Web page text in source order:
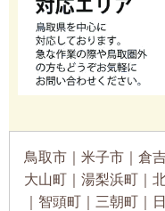
鳥取市｜米子市｜倉
大山町｜湯梨浜町｜
｜智頭町｜三朝町｜